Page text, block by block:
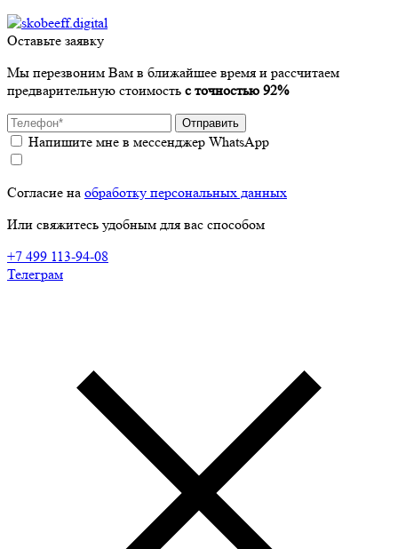
Оставьте заявку
Мы перезвоним Вам в ближайшее время и рассчитаем
предварительную стоимость с точностью 92%
Отправить
Напишите мне в мессенджер WhatsApp
Согласие на обработку персональных данных
Или свяжитесь удобным для вас способом
+7 499 113-94-08
Телеграм